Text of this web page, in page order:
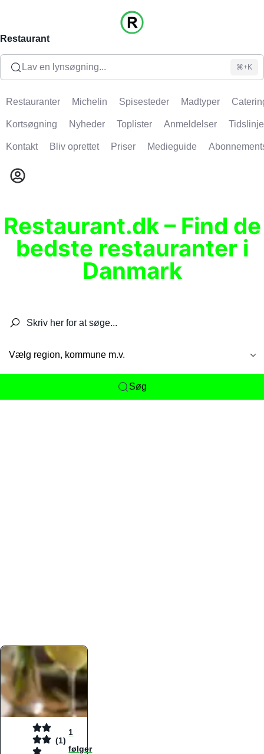
Restaurant
Lav en lynsøgning... ⌘+K
Restauranter Michelin Spisesteder Madtyper
Kortsøgning Nyheder Toplister Anmeldelser Tidslinje
Kontakt Bliv oprettet Priser Medieguide
Restaurant.dk – Find de
bedste restauranter i
Danmark
Vælg region, kommune m.v.
Søg
(1)
1
følger